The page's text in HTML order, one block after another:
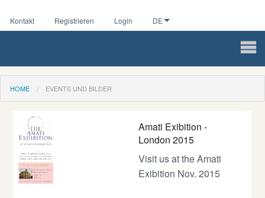
Kontakt Registrieren Login DE
HOME EVENTS UND BILDER
Amati Exibition -
London 2015
Visit us at the Amati
Exibition Nov. 2015